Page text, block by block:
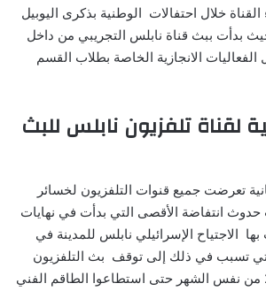
خلال احتفالات الوطنية بذكرى اليوبيل
سنة 1992، حيث بدأت ببث قناة نابلس التجريبي من داخل
الانجازية الخاصة بطلاب القسم
لقناة تلفزيون نابلس للبث
تعرضت جميع قنوات التلفزيون لخسائر
انتفاضة الأقصى التي بدأت في نهايات
حدث بها الاجتياح الإسرائيلي نابلس للمدينة في
2002 والتي تسبب في ذلك إلى توقف بث التلفزيون
من 3 نيسان وحتى 26 من نفس الشهر حتى استطاعوا الطاقم الفني